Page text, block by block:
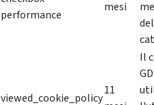
performance
mesi
viewed_cookie_policy
11
Il